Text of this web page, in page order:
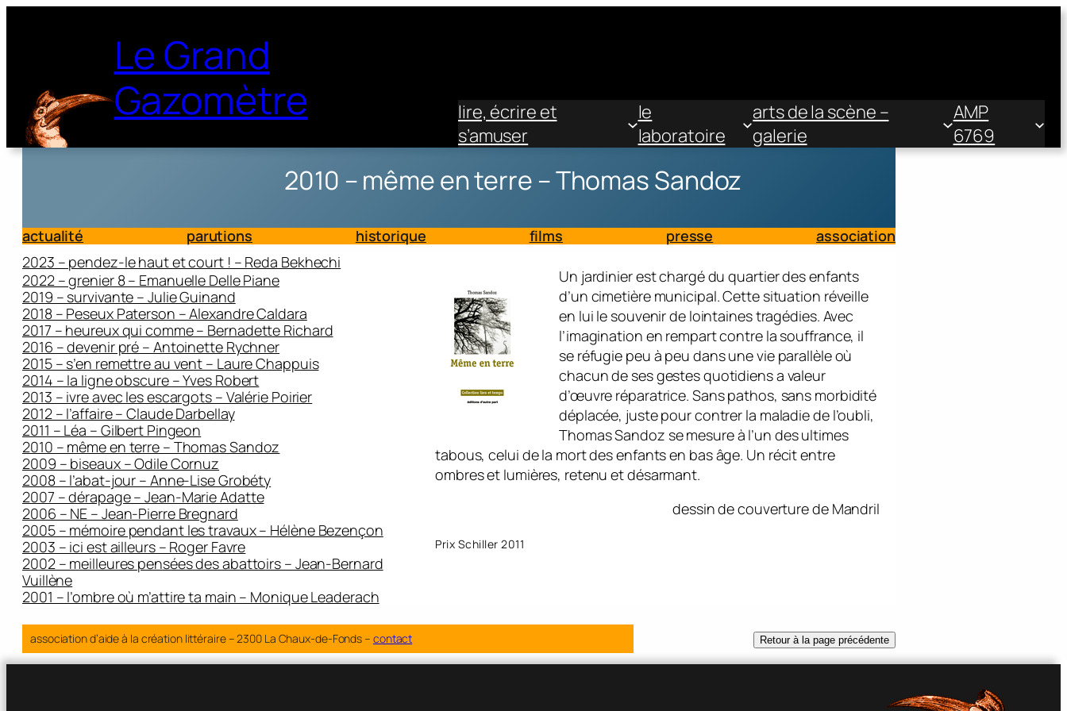
Le Grand
Gazomètre
lire, écrire et
s’amuser
le
laboratoire
arts de la scène –
galerie
AMP
6769
2010 – même en terre – Thomas Sandoz
actualité parutions historique films presse
association
2023 – pendez-le haut et court ! – Reda Bekhechi
2022 – grenier 8 – Emanuelle Delle Piane
2019 – survivante – Julie Guinand
2018 – Peseux Paterson – Alexandre Caldara
2017 – heureux qui comme – Bernadette Richard
2016 – devenir pré – Antoinette Rychner
2015 – s’en remettre au vent – Laure Chappuis
2014 – la ligne obscure – Yves Robert
2013 – ivre avec les escargots – Valérie Poirier
2012 – l’affaire – Claude Darbellay
2011 – Léa – Gilbert Pingeon
2010 – même en terre – Thomas Sandoz
2009 – biseaux – Odile Cornuz
2008 – l’abat-jour – Anne-Lise Grobéty
2007 – dérapage – Jean-Marie Adatte
2006 – NE – Jean-Pierre Bregnard
2005 – mémoire pendant les travaux – Hélène Bezençon
2003 – ici est ailleurs – Roger Favre
2002 – meilleures pensées des abattoirs – Jean-Bernard
Vuillène
2001 – l’ombre où m’attire ta main – Monique Leaderach
Un jardinier est chargé du quartier des enfants
d’un cimetière municipal. Cette situation réveille
en lui le souvenir de lointaines tragédies. Avec
l’imagination en rempart contre la souffrance, il
se réfugie peu à peu dans une vie parallèle où
chacun de ses gestes quotidiens a valeur
d’œuvre réparatrice. Sans pathos, sans morbidité
déplacée, juste pour contrer la maladie de l’oubli,
Thomas Sandoz se mesure à l’un des ultimes
tabous, celui de la mort des enfants en bas âge. Un récit entre
ombres et lumières, retenu et désarmant.
dessin de couverture de Mandril
Prix Schiller 2011
association d’aide à la création littéraire – 2300 La Chaux-de-Fonds – contact Retour à la page précédente